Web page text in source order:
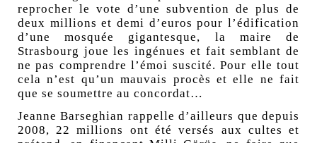
reprocher le vote d’une subvention de plus de
deux millions et demi d’euros pour l’édification
d’une mosquée gigantesque, la maire de
Strasbourg joue les ingénues et fait semblant de
ne pas comprendre l’émoi suscité. Pour elle tout
cela n’est qu’un mauvais procès et elle ne fait
que se soumettre au concordat…
Jeanne Barseghian rappelle d’ailleurs que depuis
2008, 22 millions ont été versés aux cultes et